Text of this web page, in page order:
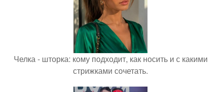
Челка - шторка: кому подходит, как носить и с какими
стрижками сочетать.